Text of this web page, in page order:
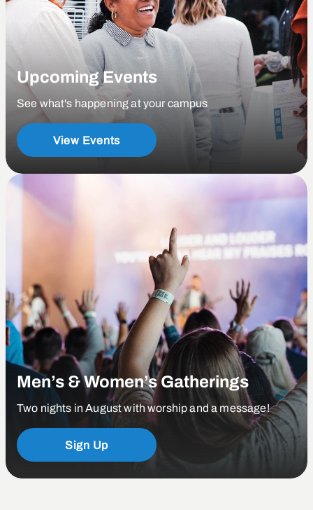
Upcoming Events
See what's happening at your campus
View Events
Men’s & Women’s Gatherings
Two nights in August with worship and a message!
Sign Up